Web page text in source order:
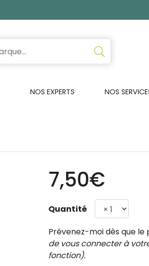
NOS EXPERTS NOS
7,50€
Quantité
Prévenez-moi dès que
de vous connecter à
fonction).